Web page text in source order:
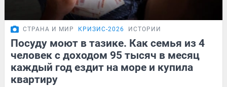
СТРАНА И МИР КРИЗИС-2026 ИСТОРИИ
Посуду моют в тазике. Как семья из 4
человек с доходом 95 тысяч в месяц
каждый год ездит на море и купила
квартиру